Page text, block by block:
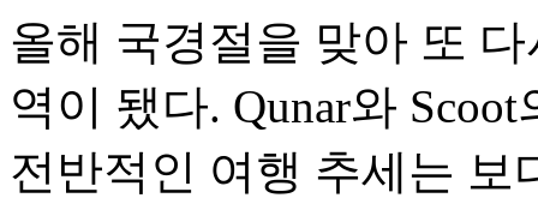
올해 국경절을 맞아 또
역이 됐다. Qunar와
전반적인 여행 추세는 보